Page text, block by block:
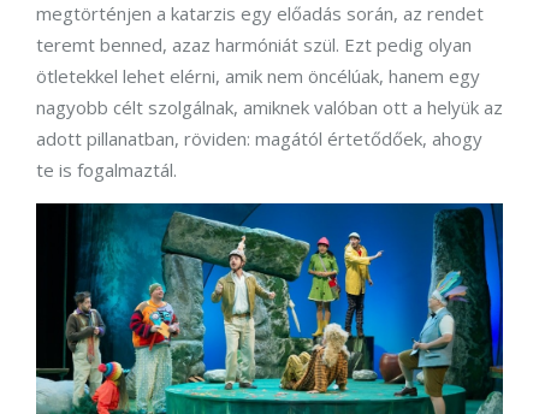
megtörténjen a katarzis egy előadás során, az rendet
teremt benned, azaz harmóniát szül. Ezt pedig olyan
ötletekkel lehet elérni, amik nem öncélúak, hanem egy
nagyobb célt szolgálnak, amiknek valóban ott a helyük az
adott pillanatban, röviden: magától értetődőek, ahogy
te is fogalmaztál.